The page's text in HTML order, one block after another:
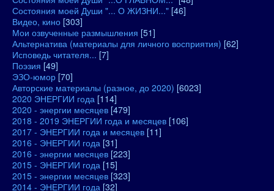
Состояния моей Души "... О ЖИЗНИ..." [46]
Видео, кино [303]
Мои озвученные размышления [51]
Альтернатива (материалы для личного восприятия) [62]
Исповедь читателя... [7]
Поэзия [49]
ЭЗО-юмор [70]
Авторские материалы (разное, до 2020) [6023]
2020 ЭНЕРГИИ года [114]
2020 - энергии месяцев [479]
2018 - 2019 ЭНЕРГИИ года и месяцев [106]
2017 - ЭНЕРГИИ года и месяцев [11]
2016 - ЭНЕРГИИ года [31]
2016 - энергии месяцев [223]
2015 - ЭНЕРГИИ года [15]
2015 - энергии месяцев [323]
2014 - ЭНЕРГИИ года [32]